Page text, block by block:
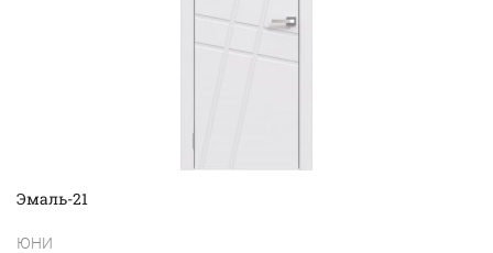
Эмаль-21
ЮНИ